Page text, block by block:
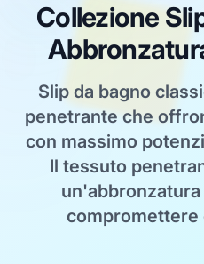
Collezione
Slip da bagno
penetrante che
con massimo
Il tessuto